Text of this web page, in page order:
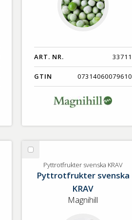
ART. NR. 33711
GTIN 07314060079610
Välj
Pyttrotfrukter
svenska
Pyttrotfrukter svenska KRAV
Pyttrotfrukter svenska
KRAV
Magnihill